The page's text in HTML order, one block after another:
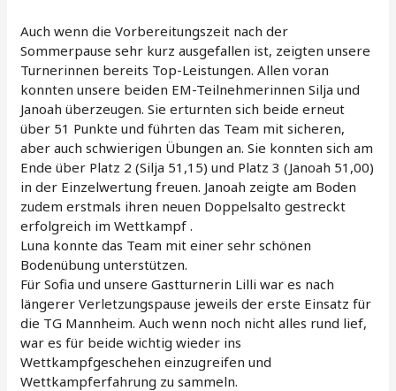
Auch wenn die Vorbereitungszeit nach der
Sommerpause sehr kurz ausgefallen ist, zeigten unsere
Turnerinnen bereits Top-Leistungen. Allen voran
konnten unsere beiden EM-Teilnehmerinnen Silja und
Janoah überzeugen. Sie erturnten sich beide erneut
über 51 Punkte und führten das Team mit sicheren,
aber auch schwierigen Übungen an. Sie konnten sich am
Ende über Platz 2 (Silja 51,15) und Platz 3 (Janoah 51,00)
in der Einzelwertung freuen. Janoah zeigte am Boden
zudem erstmals ihren neuen Doppelsalto gestreckt
erfolgreich im Wettkampf .
Luna konnte das Team mit einer sehr schönen
Bodenübung unterstützen.
Für Sofia und unsere Gastturnerin Lilli war es nach
längerer Verletzungspause jeweils der erste Einsatz für
die TG Mannheim. Auch wenn noch nicht alles rund lief,
war es für beide wichtig wieder ins
Wettkampfgeschehen einzugreifen und
Wettkampferfahrung zu sammeln.